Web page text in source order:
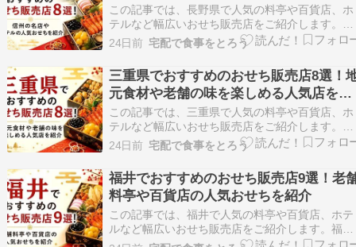
この記事では、長野県で人気の料亭や百貨店、ホ
テルなど幅広いおせち販売店をご紹介します。長
野県内で購入できる百貨店やスーパー、ホテルの
おせちを中心に、予約方法や受け取り方法、各店
舗の特徴をわかりやすくまとめました。信州なら
ではの食材を活かしたおせちやホテル品質のおせ
ちなど、それぞ…
24日前 宅配で食事をとろう
三重県でおすすめのおせち販売店8選！
元食材や老舗の味を楽しめる人気店を紹
介
この記事では、三重県で人気の料亭や百貨店、ホ
テルなど幅広いおせち販売店をご紹介します。三
重県内には、地元食材を活かしたホテルのおせち
や老舗料亭の本格和風おせち、百貨店で取り扱う
有名店監修のおせちなど、多彩な選択肢がありま
す。販売方法や予約方法も店舗ごとに異なるた
め、自分に合った…
24日前 宅配で食事をとろう
福井でおすすめのおせち販売店9選！老
料亭や百貨店の人気おせちを紹介
この記事では、福井で人気の料亭や百貨店、ホテ
ルなど幅広いおせち販売店をご紹介します。福井
県内で購入できるおせち販売店を中心に、それぞ